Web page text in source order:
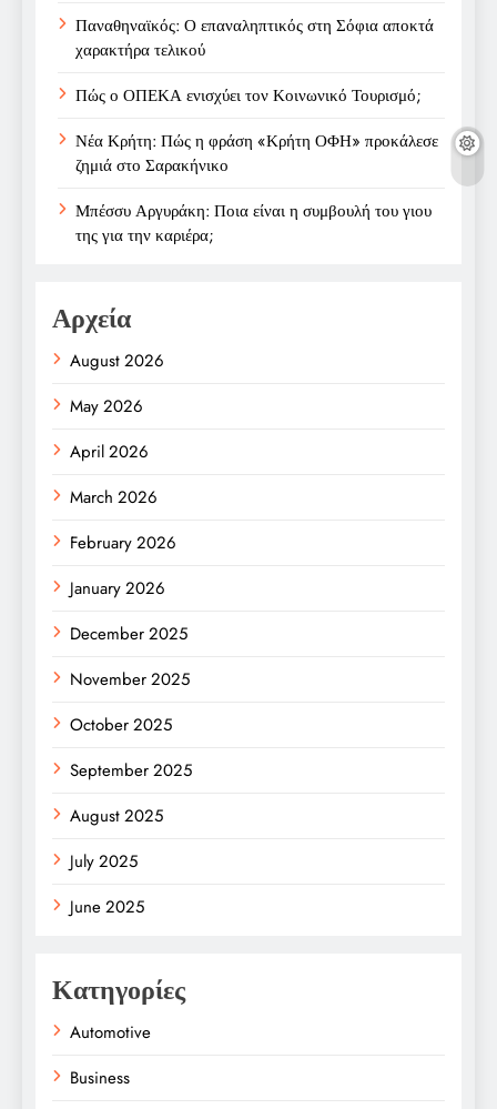
Παναθηναϊκός: Ο επαναληπτικός στη Σόφια αποκτά
χαρακτήρα τελικού
Πώς ο ΟΠΕΚΑ ενισχύει τον Κοινωνικό Τουρισμό;
Νέα Κρήτη: Πώς η φράση «Κρήτη ΟΦΗ» προκάλεσε
ζημιά στο Σαρακήνικο
Μπέσσυ Αργυράκη: Ποια είναι η συμβουλή του γιου
της για την καριέρα;
Αρχεία
August 2026
May 2026
April 2026
March 2026
February 2026
January 2026
December 2025
November 2025
October 2025
September 2025
August 2025
July 2025
June 2025
Κατηγορίες
Automotive
Business